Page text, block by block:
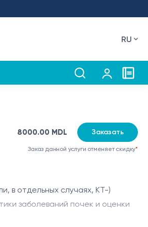
RU
8000.00 MDL Заказать
Заказ данной услуги отменяет скидку*
в отдельных случаях, КТ-)
заболеваний почек и оценки